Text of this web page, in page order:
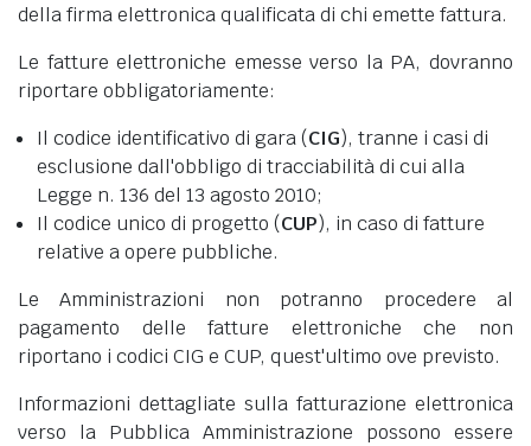
della firma elettronica qualificata di chi emette fattura.
Le fatture elettroniche emesse verso la PA, dovranno
riportare obbligatoriamente:
Il codice identificativo di gara (CIG), tranne i casi di
esclusione dall'obbligo di tracciabilità di cui alla
Legge n. 136 del 13 agosto 2010;
Il codice unico di progetto (CUP), in caso di fatture
relative a opere pubbliche.
Le Amministrazioni non potranno procedere al
pagamento delle fatture elettroniche che non
riportano i codici CIG e CUP, quest'ultimo ove previsto.
Informazioni dettagliate sulla fatturazione elettronica
verso la Pubblica Amministrazione possono essere